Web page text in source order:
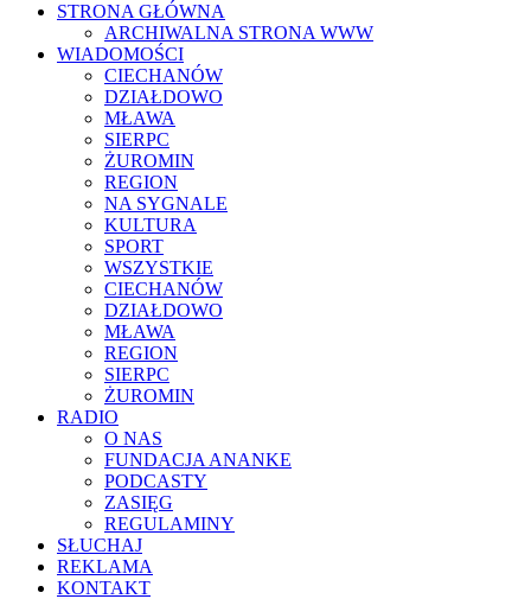
STRONA GŁÓWNA
ARCHIWALNA STRONA WWW
WIADOMOŚCI
CIECHANÓW
DZIAŁDOWO
MŁAWA
SIERPC
ŻUROMIN
REGION
NA SYGNALE
KULTURA
SPORT
WSZYSTKIE
CIECHANÓW
DZIAŁDOWO
MŁAWA
REGION
SIERPC
ŻUROMIN
RADIO
O NAS
FUNDACJA ANANKE
PODCASTY
ZASIĘG
REGULAMINY
SŁUCHAJ
REKLAMA
KONTAKT